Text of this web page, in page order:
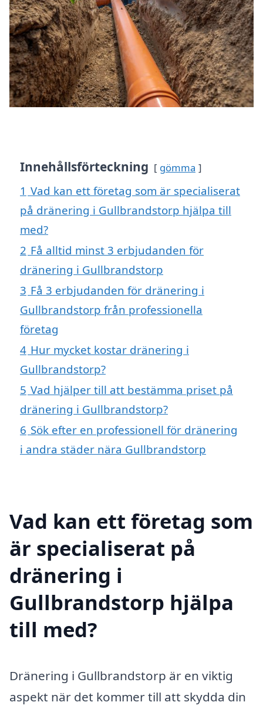
Innehållsförteckning gömma
1 Vad kan ett företag som är specialiserat
på dränering i Gullbrandstorp hjälpa till
med?
2 Få alltid minst 3 erbjudanden för
dränering i Gullbrandstorp
3 Få 3 erbjudanden för dränering i
Gullbrandstorp från professionella
företag
4 Hur mycket kostar dränering i
Gullbrandstorp?
5 Vad hjälper till att bestämma priset på
dränering i Gullbrandstorp?
6 Sök efter en professionell för dränering
i andra städer nära Gullbrandstorp
Vad kan ett företag som
är specialiserat på
dränering i
Gullbrandstorp hjälpa
till med?
Dränering i Gullbrandstorp är en viktig
aspekt när det kommer till att skydda din